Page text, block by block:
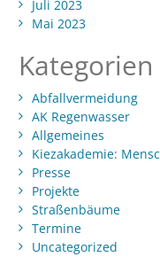
Juli 2023
Mai 2023
Kategorien
Abfallvermeidung
AK Regenwasser
Allgemeines
Kiezakademie:
Presse
Projekte
Straßenbäume
Termine
Uncategorized